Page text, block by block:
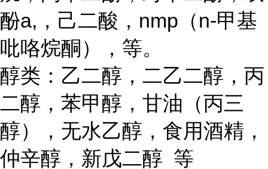
酚a,，己二酸，nmp（n-甲基
吡咯烷酮），等。
醇类：乙二醇，二乙二醇，丙
二醇，苯甲醇，甘油（丙三
醇），无水乙醇，食用酒精，
仲辛醇，新戊二醇 等